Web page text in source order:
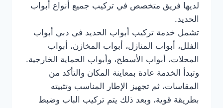
لديها فريق متخصص في تركيب جميع أنواع أبواب
الحديد.
تشمل خدمة تركيب أبواب الحديد في دبي أبواب
الفلل، أبواب المنازل، أبواب المخازن، أبواب
المحلات، أبواب الأسطح، وأبواب الحماية الخارجية.
وتبدأ الخدمة عادة بمعاينة المكان والتأكد من
المقاسات، ثم تجهيز الإطار المناسب وتثبيته
بطريقة قوية، وبعد ذلك يتم تركيب الباب وضبط